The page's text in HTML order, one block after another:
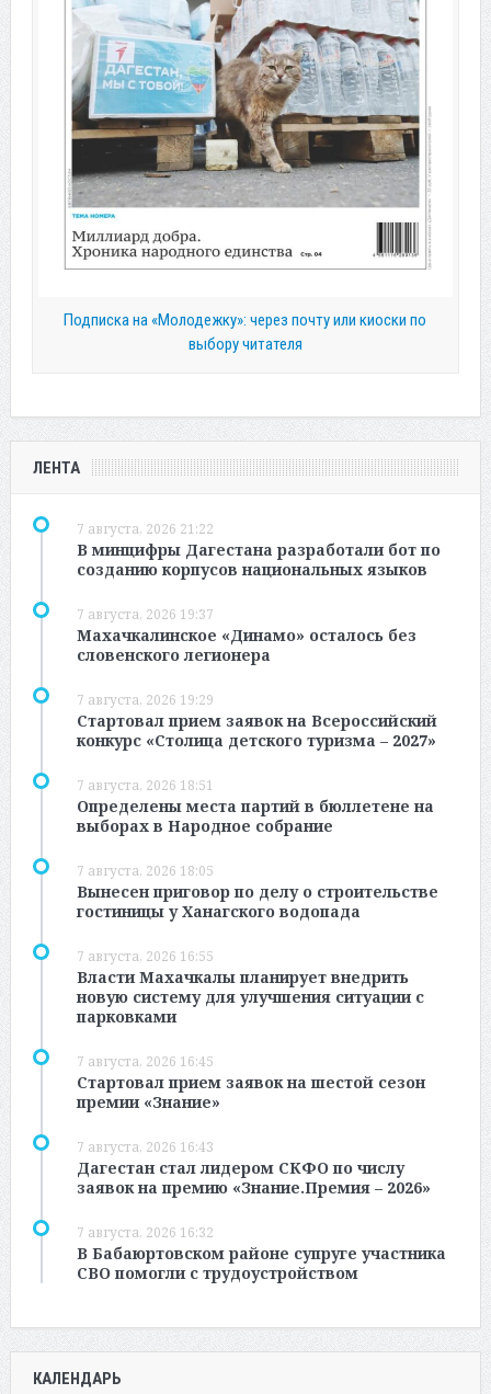
Подписка на «Молодежку»: через почту или киоски по
выбору читателя
ЛЕНТА
7 августа, 2026 21:22
В минцифры Дагестана разработали бот по
созданию корпусов национальных языков
7 августа, 2026 19:37
Махачкалинское «Динамо» осталось без
словенского легионера
7 августа, 2026 19:29
Стартовал прием заявок на Всероссийский
конкурс «Столица детского туризма – 2027»
7 августа, 2026 18:51
Определены места партий в бюллетене на
выборах в Народное собрание
7 августа, 2026 18:05
Вынесен приговор по делу о строительстве
гостиницы у Ханагского водопада
7 августа, 2026 16:55
Власти Махачкалы планирует внедрить
новую систему для улучшения ситуации с
парковками
7 августа, 2026 16:45
Стартовал прием заявок на шестой сезон
премии «Знание»
7 августа, 2026 16:43
Дагестан стал лидером СКФО по числу
заявок на премию «Знание.Премия – 2026»
7 августа, 2026 16:32
В Бабаюртовском районе супруге участника
СВО помогли с трудоустройством
КАЛЕНДАРЬ